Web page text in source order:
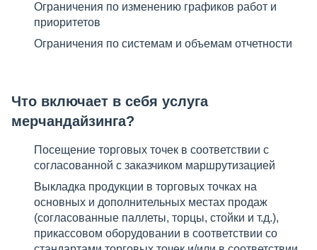
Ограничения по изменению графиков работ и
приоритетов
Ограничения по системам и объемам отчетности
Что включает в себя услуга
мерчандайзинга?
Посещение торговых точек в соответствии с
согласованной с заказчиком маршрутизацией
Выкладка продукции в торговых точках на
основных и дополнительных местах продаж
(согласованные паллеты, торцы, стойки и т.д.),
прикассовом оборудовании в соответствии со